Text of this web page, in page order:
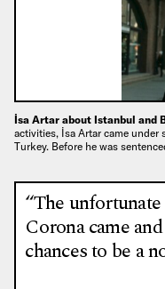
İsa Artar about Istanbul and
activities, İsa Artar came under
Turkey. Before he was
“The
Corona came
chances to be a